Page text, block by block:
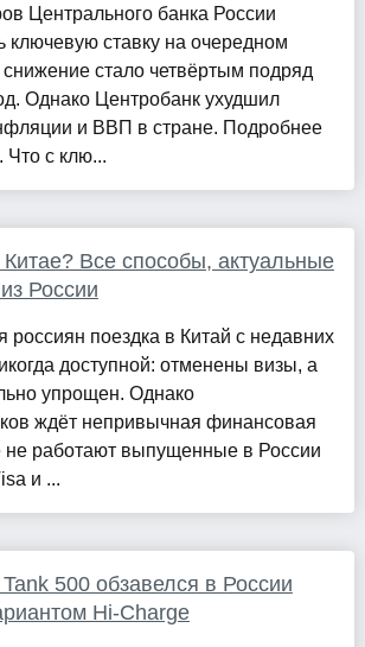
Центрального банка России
ключевую ставку на очередном
стало четвёртым подряд
Однако Центробанк ухудшил
и ВВП в стране. Подробнее
с клю...
Китае? Все способы, актуальные
России
россиян поездка в Китай с недавних
доступной: отменены визы, а
упрощен. Однако
ждёт непривычная финансовая
не работают выпущенные в России
и ...
500 обзавелся в России
Hi-Charge